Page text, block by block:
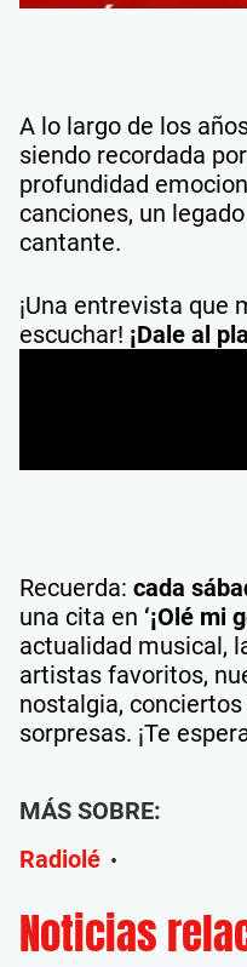
A lo largo de los
siendo recordada
profundidad
canciones, un
cantante.
¡Una entrevista que
escuchar! ¡Dale al
Recuerda: cada
una cita en ‘¡Olé mi
actualidad musical,
artistas favoritos,
nostalgia,
sorpresas. ¡Te
MÁS SOBRE:
Radiolé •
Noticias